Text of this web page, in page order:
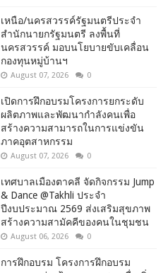
เหนือ/นครสวรรค์รัฐมนตรีประจำ
สำนักนายกรัฐมนตรี ลงพื้นที่
นครสวรรค์ มอบนโยบายขับเคลื่อน
กองทุนหมู่บ้านฯ
August 07, 2026 0
เปิดการฝึกอบรมโครงการยกระดับ
ผลิตภาพและพัฒนากำลังคนเพื่อ
สร้างความสามารถในการแข่งขัน
ภาคอุตสาหกรรม
August 07, 2026 0
เทศบาลเมืองตาคลี จัดกิจกรรม Jump
& Dance @Takhli ประจำ
ปีงบประมาณ 2569 ส่งเสริมสุขภาพ
สร้างความสามัคคีของคนในชุมชน
August 06, 2026 0
การฝึกอบรม โครงการฝึกอบรม